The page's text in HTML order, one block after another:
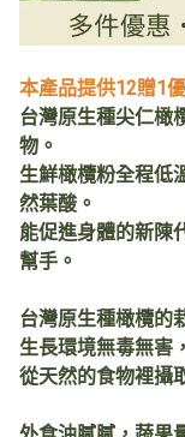
本產品提供12贈1
台灣原生種尖仁橄
物。
生鮮橄欖粉全程低
然葉酸。
能促進身體的新陳
幫手。
台灣原生種橄欖的
生長環境無毒無害
從天然的食物裡攝